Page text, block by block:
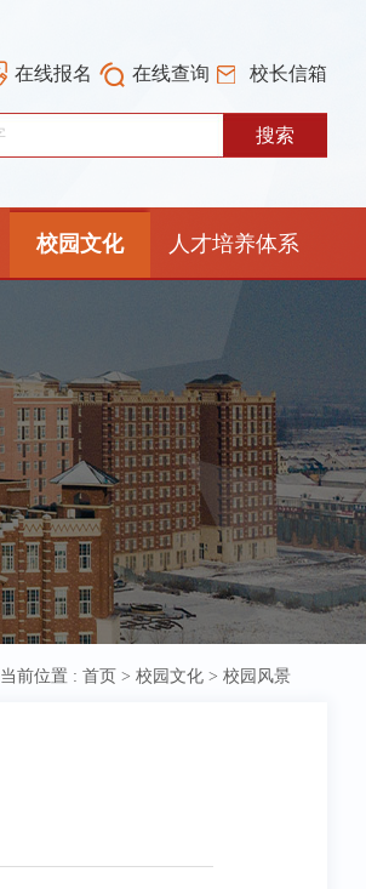
校长信箱
在线查询
在线报名
校园文化 人才培养体系
当前位置 : 首页 > 校园文化> 校园风景